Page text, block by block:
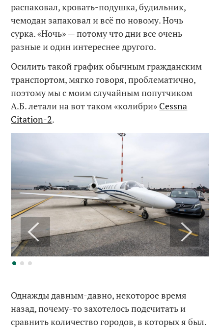
распаковал, кровать-подушка, будильник,
чемодан запаковал и всё по новому. Ночь
сурка. «Ночь» — потому что дни все очень
разные и один интереснее другого.
Осилить такой график обычным гражданским
транспортом, мягко говоря, проблематично,
поэтому мы с моим случайным попутчиком
А.Б. летали на вот таком «колибри» Cessna
Citation-2.
Однажды давным-давно, некоторое время
назад, почему-то захотелось подсчитать и
сравнить количество городов, в которых я был.